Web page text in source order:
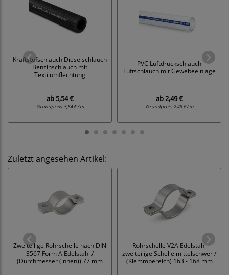
Kraftstofschlauch Dieselschlauch
Benzinschlauch mit
Textilumflechtung
ab5,54 €
Grundpreis:5,54 € / m
PVC Luftdruckschlauch
Luftschlauch mit Gewebeeinlage
ab2,49 €
Grundpreis:2,49 € / m
Zuletzt angesehen Artikel:
Zweiteilige Rohrschelle nach DIN
3567 Form A Edelstahl /
(Durchmesser (innen)) 77 mm
Rohrschelle V2A Edelstahl
zweiteilige Schelle mittelschwer /
(Klemmbereich) 163 - 168 mm